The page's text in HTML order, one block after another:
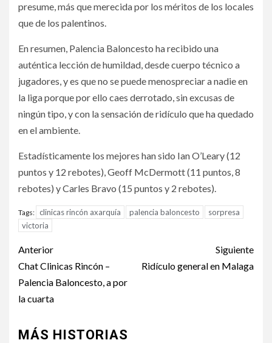
presume, más que merecida por los méritos de los locales
que de los palentinos.
En resumen, Palencia Baloncesto ha recibido una
auténtica lección de humildad, desde cuerpo técnico a
jugadores, y es que no se puede menospreciar a nadie en
la liga porque por ello caes derrotado, sin excusas de
ningún tipo, y con la sensación de ridículo que ha quedado
en el ambiente.
Estadísticamente los mejores han sido Ian O’Leary (12
puntos y 12 rebotes), Geoff McDermott (11 puntos, 8
rebotes) y Carles Bravo (15 puntos y 2 rebotes).
Tags: clinicas rincón axarquía palencia baloncesto
sorpresa
victoria
Anterior
Chat Clinicas Rincón –
Palencia Baloncesto, a por
la cuarta
Siguiente
Ridículo general en Malaga
MÁS HISTORIAS